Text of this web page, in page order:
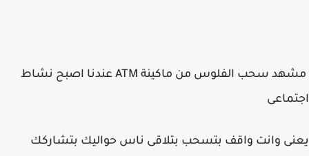
مشهد سحب الفلوس من ماكينة ATM عندنا اصبح نشاط
اجتماعى
يعنى وانت واقف بتسحب بتلاقى ناس حواليك بتشاركك